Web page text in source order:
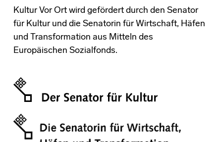
Kultur Vor Ort wird gefördert durch den Senator
für Kultur und die Senatorin für Wirtschaft, Häfen
und Transformation aus Mitteln des
Europäischen Sozialfonds.